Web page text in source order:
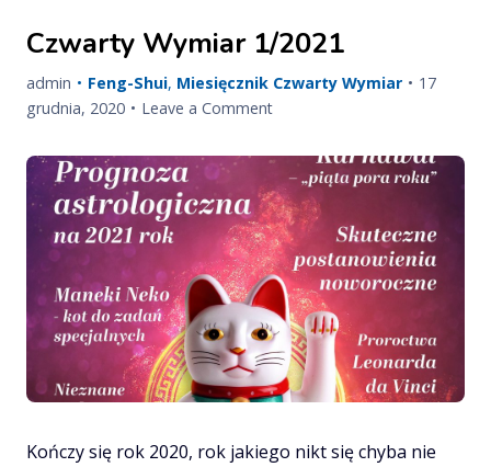
Czwarty Wymiar 1/2021
admin Feng-Shui, Miesięcznik Czwarty Wymiar
Published
17
grudnia, 2020Updated
Leave a Commenton
Wymiar
1/2021
Kończy się rok 2020, rok jakiego nikt się chyba nie